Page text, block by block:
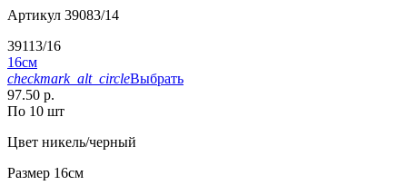
Артикул 39083/14
39113/16
16см
checkmark_alt_circleВыбрать
97.50 р.
По 10 шт
Цвет никель/черный
Размер 16см